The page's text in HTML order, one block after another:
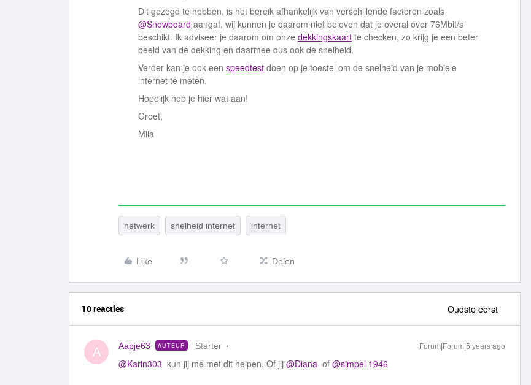
Dit gezegd te hebben, is het bereik afhankelijk van verschillende factoren zoals
@Snowboard aangaf, wij kunnen je daarom niet beloven dat je overal over 76Mbit/s
beschikt. Ik adviseer je daarom om onze dekkingskaart te checken, zo krijg je een beter
beeld van de dekking en daarmee dus ook de snelheid.
Verder kan je ook een speedtest doen op je toestel om de snelheid van je mobiele
internet te meten.
Hopelijk heb je hier wat aan!
Groet,
Mila
netwerk snelheid internet internet
Like Delen
10 reacties Oudste eerst
A Aapje63 AUTEUR Starter Forum|Forum|5 years ago
@Karin303 kun jij me met dit helpen. Of jij @Diana of @simpel 1946